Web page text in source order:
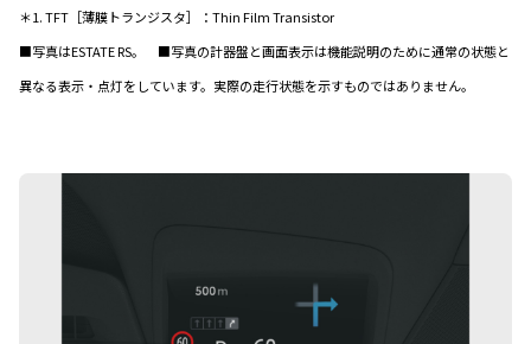
＊1. TFT［薄膜トランジスタ］：Thin Film Transistor
■写真はESTATE RS。 ■写真の計器盤と画面表示は機能説明のために通常の状態と
異なる表示・点灯をしています。実際の走行状態を示すものではありません。